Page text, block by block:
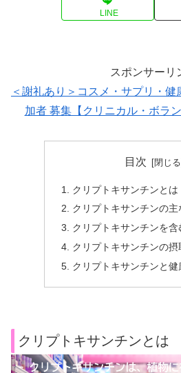
LINE
スポンサーリ
＜謝礼あり＞コスメ・サプリ・
加者 募集【クリニカル・ボラ
目次
クリプトキサンチンとは
クリプトキサンチンの主
クリプトキサンチンを含
クリプトキサンチンの
クリプトキサンチンと
クリプトキサンチンとは